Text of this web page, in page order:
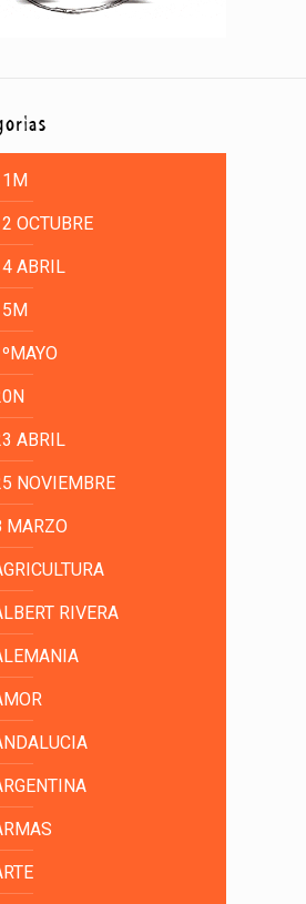
OCTUBRE
ABRIL
ABRIL
NOVIEMBRE
MARZO
RIVERA